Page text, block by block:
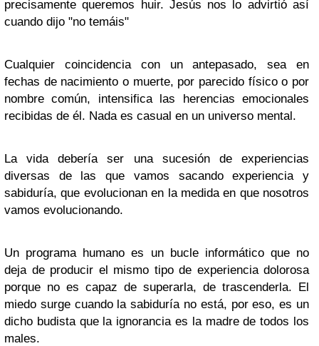
precisamente queremos huir. Jesús nos lo advirtió así
cuando dijo "no temáis"
Cualquier coincidencia con un antepasado, sea en
fechas de nacimiento o muerte, por parecido físico o por
nombre común, intensifica las herencias emocionales
recibidas de él. Nada es casual en un universo mental.
La vida debería ser una sucesión de experiencias
diversas de las que vamos sacando experiencia y
sabiduría, que evolucionan en la medida en que nosotros
vamos evolucionando.
Un programa humano es un bucle informático que no
deja de producir el mismo tipo de experiencia dolorosa
porque no es capaz de superarla, de trascenderla. El
miedo surge cuando la sabiduría no está, por eso, es un
dicho budista que la ignorancia es la madre de todos los
males.